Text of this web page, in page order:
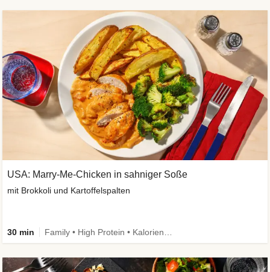
USA: Marry-Me-Chicken in sahniger Soße
mit Brokkoli und Kartoffelspalten
30 min